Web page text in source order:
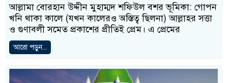
আল্লামা বোরহান উদ্দীন মুহাম্মদ শফিউল বশর ভূমিকা: গোপন
খনি থাকা কালে (যখন কালেরও অস্তিত্ব ছিলনা) আল্লাহর সত্তা
ও গুণাবলী সমেত প্রকাশের প্রীতিই প্রেম। এ প্রেমের
আরো পড়ুন...